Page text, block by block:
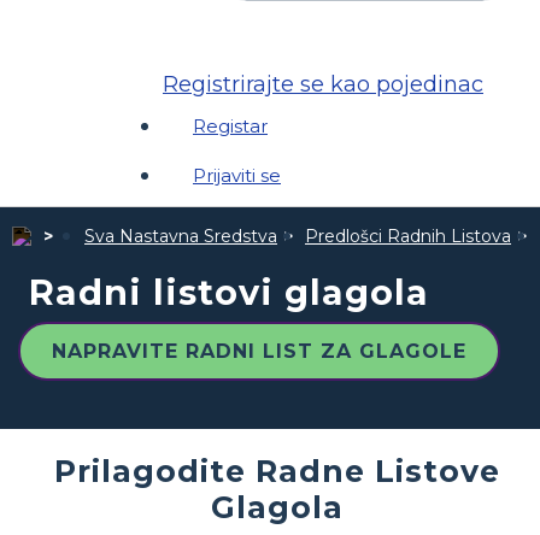
Registrirajte se kao pojedinac
Registar
Prijaviti se
Sva Nastavna Sredstva Predlošci Radnih Listova
Radni listovi glagola
NAPRAVITE RADNI LIST ZA GLAGOLE
Prilagodite Radne Listove
Glagola